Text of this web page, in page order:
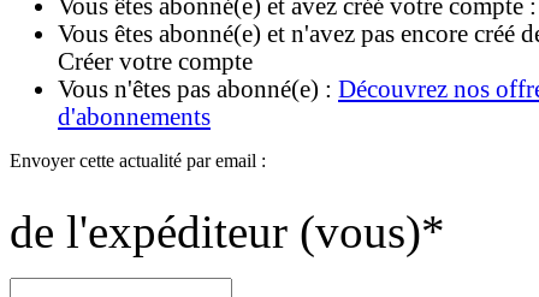
Vous êtes abonné(e) et avez créé votre compte
Vous êtes abonné(e) et n'avez pas encore créé
Créer votre compte
Vous n'êtes pas abonné(e) : Découvrez nos
d'abonnements
Envoyer cette actualité par email :
de l'expéditeur (vous)*